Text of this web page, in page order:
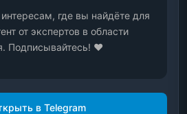
где вы найдёте для
от экспертов в области
Подписывайтесь! ❤️
в Telegram